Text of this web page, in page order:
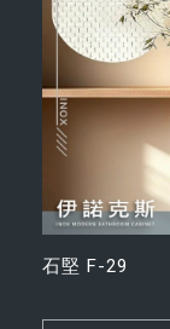
石堅 F-29